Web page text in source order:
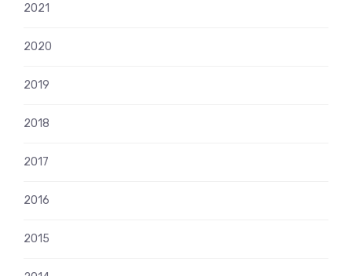
2021
2020
2019
2018
2017
2016
2015